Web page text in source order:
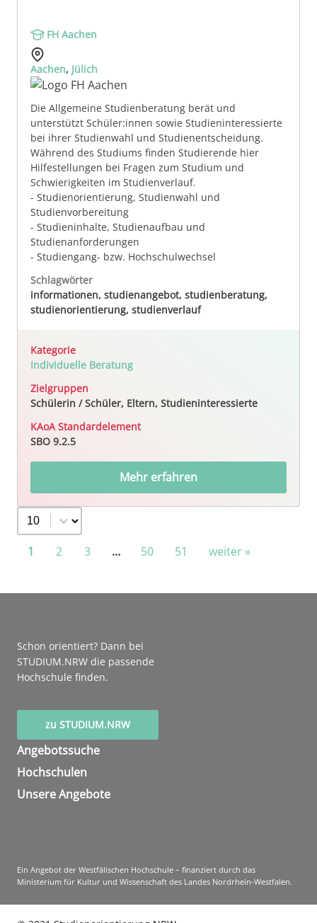
FH Aachen
Aachen, Jülich
Die Allgemeine Studienberatung berät und
unterstützt Schüler:innen sowie Studieninteressierte
bei ihrer Studienwahl und Studienentscheidung.
Während des Studiums finden Studierende hier
Hilfestellungen bei Fragen zum Studium und
Schwierigkeiten im Studienverlauf.
- Studienorientierung, Studienwahl und
Studienvorbereitung
- Studieninhalte, Studienaufbau und
Studienanforderungen
- Studiengang- bzw. Hochschulwechsel
Schlagwörter
informationen, studienangebot, studienberatung,
studienorientierung, studienverlauf
Kategorie
Individuelle Beratung
Zielgruppen
Schülerin / Schüler, Eltern, Studieninteressierte
KAoA Standardelement
SBO 9.2.5
Mehr erfahren
Select number per page
1 2 3 … 50 51 weiter »
Schon orientiert? Dann bei
STUDIUM.NRW die passende
Hochschule finden.
zu STUDIUM.NRW
Angebotssuche
Hochschulen
Unsere Angebote
Ein Angebot der Westfälischen Hochschule – finanziert durch das
Ministerium für Kultur und Wissenschaft des Landes Nordrhein-Westfalen.